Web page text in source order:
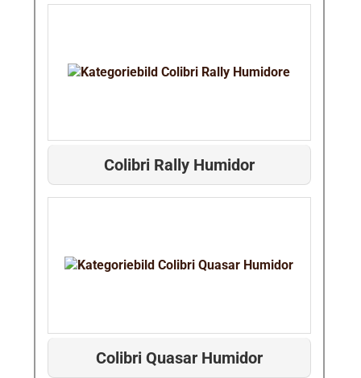
Colibri Rally Humidor
Colibri Quasar Humidor